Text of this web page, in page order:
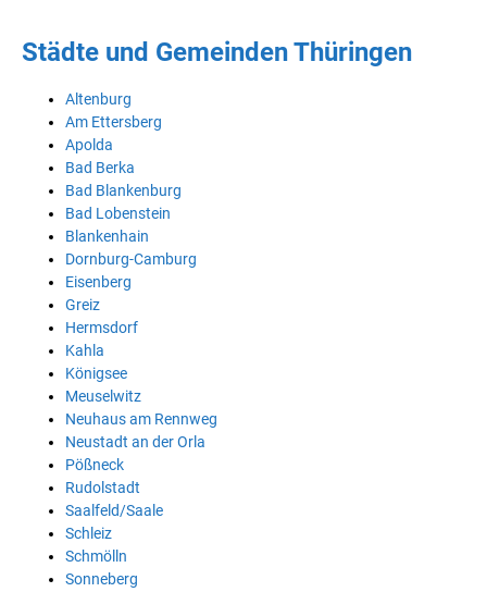
Städte und Gemeinden Thüringen
Altenburg
Am Ettersberg
Apolda
Bad Berka
Bad Blankenburg
Bad Lobenstein
Blankenhain
Dornburg-Camburg
Eisenberg
Greiz
Hermsdorf
Kahla
Königsee
Meuselwitz
Neuhaus am Rennweg
Neustadt an der Orla
Pößneck
Rudolstadt
Saalfeld/Saale
Schleiz
Schmölln
Sonneberg